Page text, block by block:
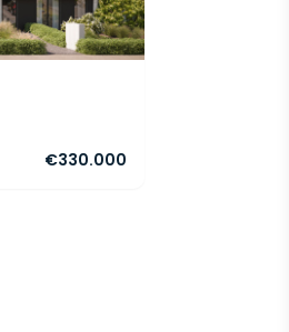
€330.000